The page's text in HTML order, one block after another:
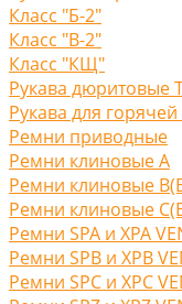
Класс "Б-2"
Класс "В-2"
Класс "КЩ"
Рукава дюритовые
Рукава для
Ремни приводные
Ремни клиновые A
Ремни клиновые
Ремни клиновые
Ремни SPA и XPA
Ремни SPB и XPB
Ремни SPC и XPC